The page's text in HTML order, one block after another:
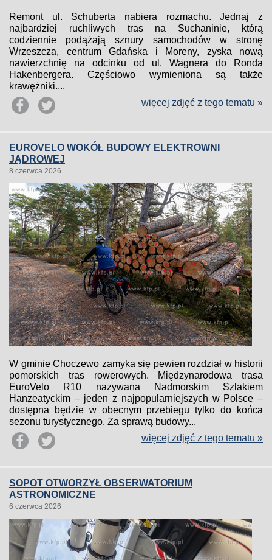
Remont ul. Schuberta nabiera rozmachu. Jednaj z
najbardziej ruchliwych tras na Suchaninie, którą
codziennie podążają sznury samochodów w stronę
Wrzeszcza, centrum Gdańska i Moreny, zyska nową
nawierzchnię na odcinku od ul. Wagnera do Ronda
Hakenbergera. Częściowo wymieniona są także
krawężniki....
więcej zdjęć z tego tematu »
EUROVELO WOKÓŁ BUDOWY ELEKTROWNI
JĄDROWEJ
8 czerwca 2026
W gminie Choczewo zamyka się pewien rozdział w historii
pomorskich tras rowerowych. Międzynarodowa trasa
EuroVelo R10 nazywana Nadmorskim Szlakiem
Hanzeatyckim – jeden z najpopularniejszych w Polsce –
dostępna będzie w obecnym przebiegu tylko do końca
sezonu turystycznego. Za sprawą budowy...
więcej zdjęć z tego tematu »
SOPOT OTWORZYŁ OBSERWATORIUM
ASTRONOMICZNE
6 czerwca 2026